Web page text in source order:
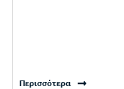
Περισσότερα